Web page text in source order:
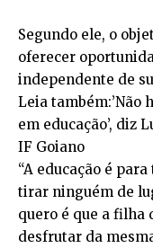
Segundo ele, o
oferecer
independente de
Leia também:’Não
em educação’, diz
IF Goiano
“A educação é
tirar ninguém de
quero é que a filha
desfrutar da